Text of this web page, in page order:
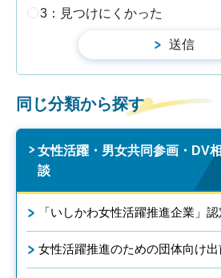
3：見つけにくかった
同じ分類から探す
女性活躍・男女共同参画・DV
談
「いしかわ女性活躍推進企業」
女性活躍推進のための団体向け出